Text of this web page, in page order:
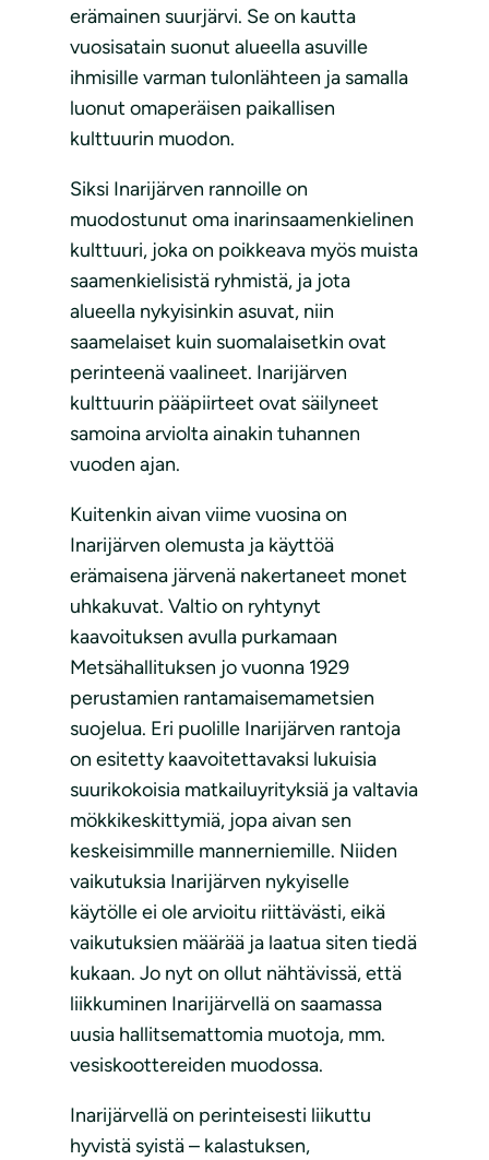
erämainen suurjärvi. Se on kautta
vuosisatain suonut alueella asuville
ihmisille varman tulonlähteen ja samalla
luonut omaperäisen paikallisen
kulttuurin muodon.
Siksi Inarijärven rannoille on
muodostunut oma inarinsaamenkielinen
kulttuuri, joka on poikkeava myös muista
saamenkielisistä ryhmistä, ja jota
alueella nykyisinkin asuvat, niin
saamelaiset kuin suomalaisetkin ovat
perinteenä vaalineet. Inarijärven
kulttuurin pääpiirteet ovat säilyneet
samoina arviolta ainakin tuhannen
vuoden ajan.
Kuitenkin aivan viime vuosina on
Inarijärven olemusta ja käyttöä
erämaisena järvenä nakertaneet monet
uhkakuvat. Valtio on ryhtynyt
kaavoituksen avulla purkamaan
Metsähallituksen jo vuonna 1929
perustamien rantamaisemametsien
suojelua. Eri puolille Inarijärven rantoja
on esitetty kaavoitettavaksi lukuisia
suurikokoisia matkailuyrityksiä ja valtavia
mökkikeskittymiä, jopa aivan sen
keskeisimmille mannerniemille. Niiden
vaikutuksia Inarijärven nykyiselle
käytölle ei ole arvioitu riittävästi, eikä
vaikutuksien määrää ja laatua siten tiedä
kukaan. Jo nyt on ollut nähtävissä, että
liikkuminen Inarijärvellä on saamassa
uusia hallitsemattomia muotoja, mm.
vesiskoottereiden muodossa.
Inarijärvellä on perinteisesti liikuttu
hyvistä syistä – kalastuksen,